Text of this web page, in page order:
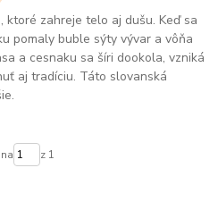
ktoré zahreje telo aj dušu. Keď sa
pomaly buble sýty vývar a vôňa
a cesnaku sa šíri dookola, vzniká
aj tradíciu. Táto slovanská
z 1